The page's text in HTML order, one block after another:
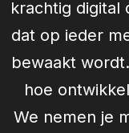
krachtig digital
dat op ieder
bewaakt
hoe
We nemen je